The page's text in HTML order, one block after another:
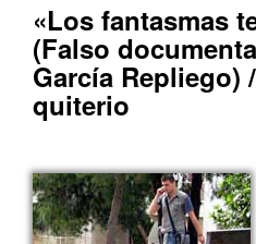
«Los fantasmas
(Falso
García Repliego)
quiterio